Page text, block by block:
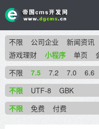
不限 公司企业 新闻资讯
游戏理财
小程序 单页
不限
7.5 7.2 7.0 6.6
不限
UTF-8
GBK
不限
免费 付费